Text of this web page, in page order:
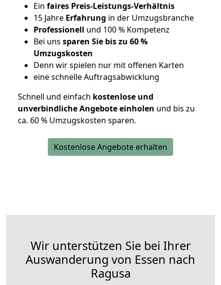
Ein faires Preis-Leistungs-Verhältnis
15 Jahre Erfahrung in der Umzugsbranche
Professionell und 100 % Kompetenz
Bei uns sparen Sie bis zu 60 %
Umzugskosten
Denn wir spielen nur mit offenen Karten
eine schnelle Auftragsabwicklung
Schnell und einfach kostenlose und
unverbindliche Angebote einholen und bis zu
ca. 60 % Umzugskosten sparen.
Kostenlose Angebote erhalten
Wir unterstützen Sie bei Ihrer
Auswanderung von Essen nach
Ragusa